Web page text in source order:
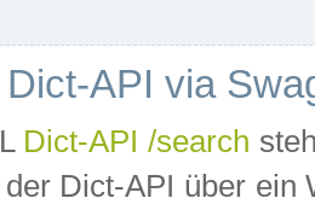
API via
Dict-API /search
Dict-API über